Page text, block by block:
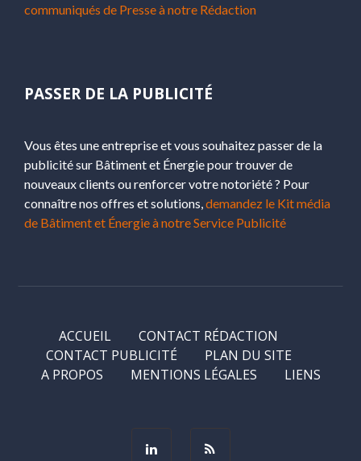
communiqués de Presse à notre Rédaction
PASSER DE LA PUBLICITÉ
Vous êtes une entreprise et vous souhaitez passer de la
publicité sur Bâtiment et Énergie pour trouver de
nouveaux clients ou renforcer votre notoriété ? Pour
connaître nos offres et solutions, demandez le Kit média
de Bâtiment et Énergie à notre Service Publicité
ACCUEIL
CONTACT RÉDACTION
CONTACT PUBLICITÉ
PLAN DU SITE
A PROPOS
MENTIONS LÉGALES LIENS